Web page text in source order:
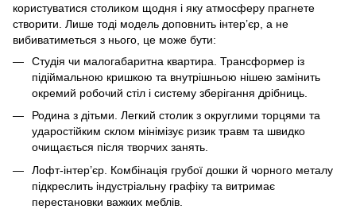
користуватися столиком щодня і яку атмосферу прагнете
створити. Лише тоді модель доповнить інтер’єр, а не
вибиватиметься з нього, це може бути:
Студія чи малогабаритна квартира. Трансформер із
підіймальною кришкою та внутрішньою нішею замінить
окремий робочий стіл і систему зберігання дрібниць.
Родина з дітьми. Легкий столик з округлими торцями та
ударостійким склом мінімізує ризик травм та швидко
очищається після творчих занять.
Лофт-інтер’єр. Комбінація грубої дошки й чорного металу
підкреслить індустріальну графіку та витримає
перестановки важких меблів.